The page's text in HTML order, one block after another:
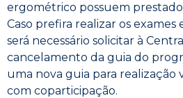
ergométrico possuem
Caso prefira realizar os
será necessário solicitar à
cancelamento da guia do
uma nova guia para realização
com coparticipação.